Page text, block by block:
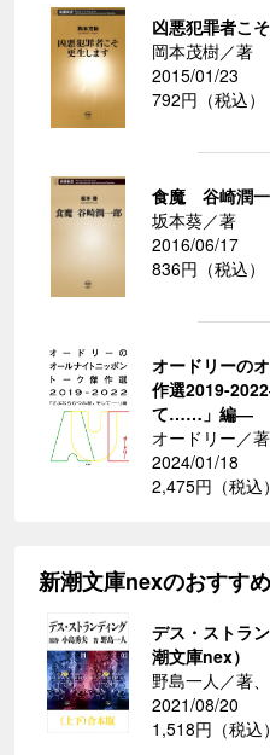
凶悪犯罪者こ
岡本茂樹／著
2015/01/23
792円（税込）
食魔 谷崎潤一
坂本葵／著
2016/06/17
836円（税込）
オードリーの
作選2019-
て……」編―
オードリー／著
2024/01/18
2,475円（税込）
新潮文庫nexのおすす
デス・ストラ
潮文庫nex）
野島一人／著
2021/08/20
1,518円（税込）